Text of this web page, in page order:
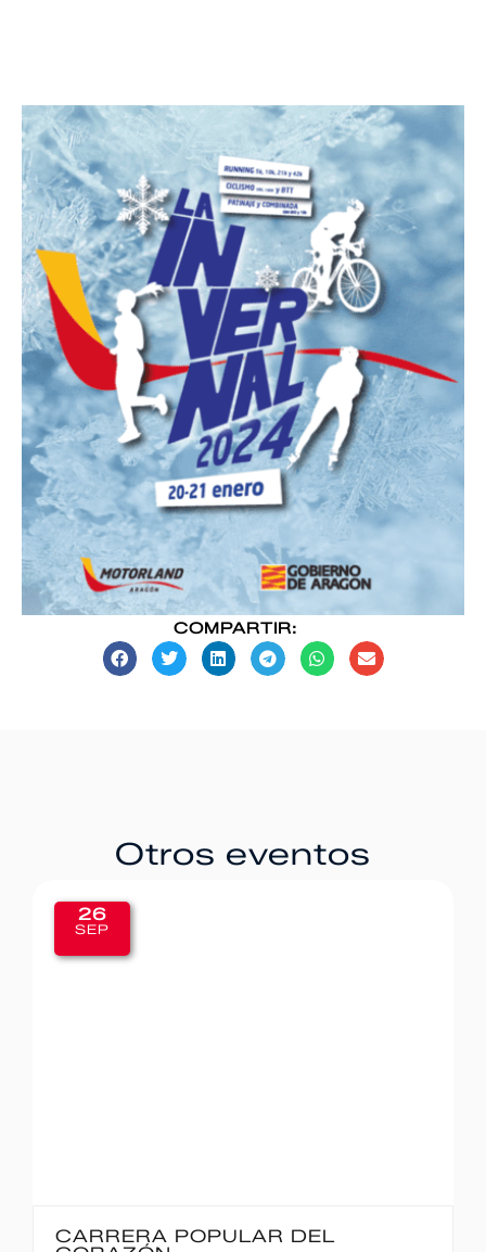
COMPARTIR:
Otros eventos
DEL
IBERCAJA MADRID